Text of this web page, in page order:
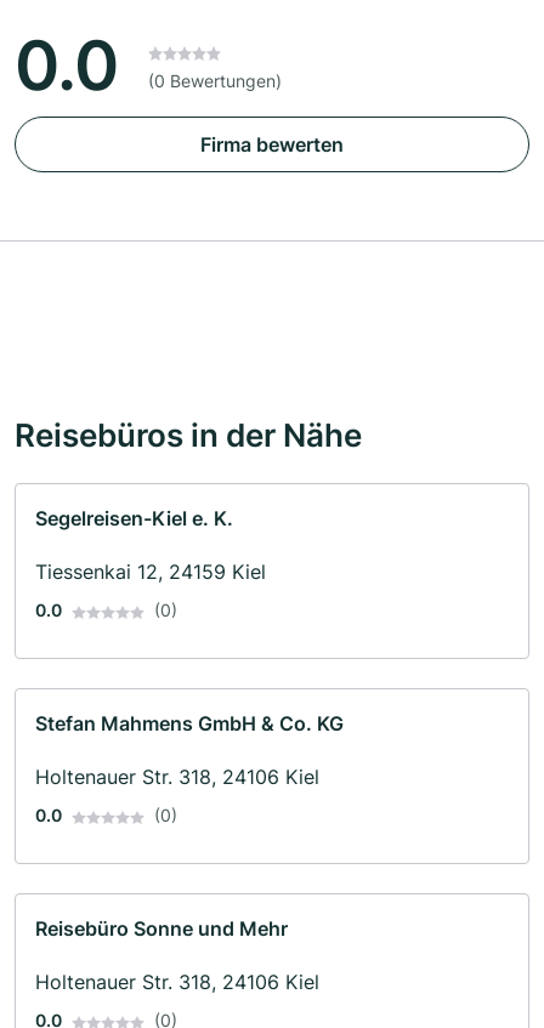
0.0 (0 Bewertungen)
Firma bewerten
Reisebüros in der Nähe
Segelreisen-Kiel e. K.
Tiessenkai 12, 24159 Kiel
0.0 (0)
Stefan Mahmens GmbH & Co. KG
Holtenauer Str. 318, 24106 Kiel
0.0 (0)
Reisebüro Sonne und Mehr
Holtenauer Str. 318, 24106 Kiel
0.0 (0)